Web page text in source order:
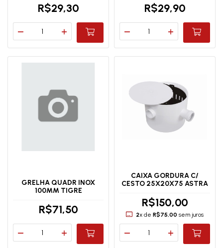
R$29,30 R$29,90
GRELHA QUADR INOX
100MM TIGRE
R$71,50
CAIXA GORDURA C/
CESTO 25X20X75 ASTRA
R$150,00
2x deR$75,00 sem juros